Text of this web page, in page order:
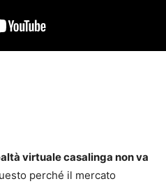
virtuale casalinga non va
perché il mercato